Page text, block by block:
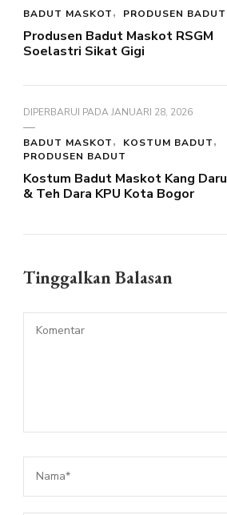
BADUT MASKOT PRODUSEN BADUT
Produsen Badut Maskot RSGM
Soelastri Sikat Gigi
DIPERBARUI PADAJANUARI 28, 2026
BADUT MASKOT
KOSTUM BADUT
PRODUSEN BADUT
Kostum Badut Maskot Kang Daru
& Teh Dara KPU Kota Bogor
Tinggalkan Balasan